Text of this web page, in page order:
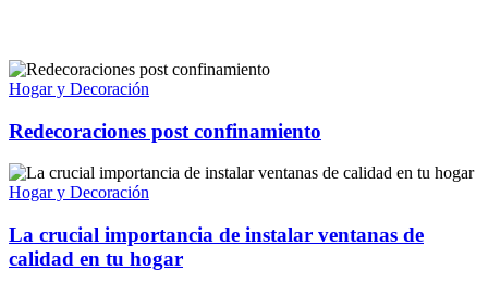
Hogar y Decoración
Redecoraciones post confinamiento
Hogar y Decoración
La crucial importancia de instalar ventanas de
calidad en tu hogar